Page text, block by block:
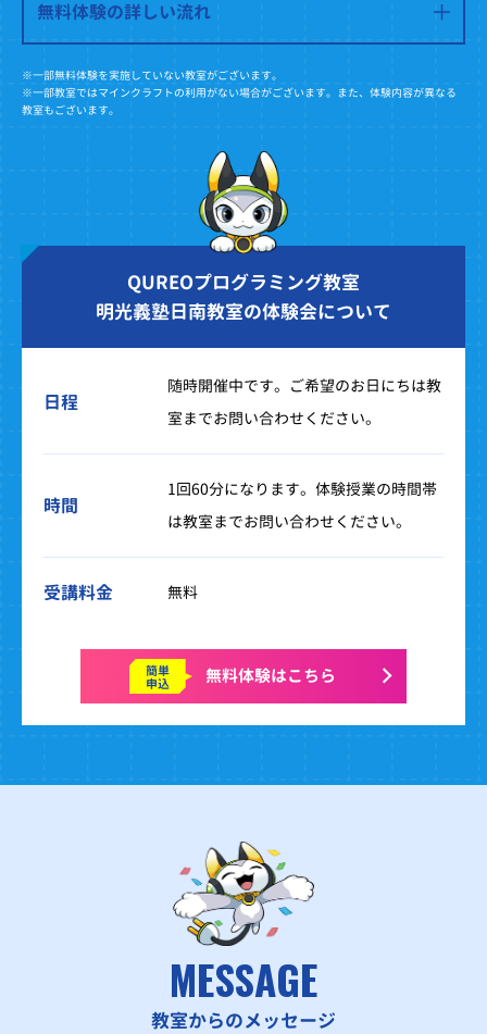
無料体験の詳しい流れ
※一部無料体験を実施していない教室がございます。
※一部教室ではマインクラフトの利用がない場合がございます。また、体験内容が異なる
教室もございます。
QUREOプログラミング教室
明光義塾日南教室の体験会について
日程
随時開催中です。ご希望のお日にちは教
室までお問い合わせください。
時間
1回60分になります。体験授業の時間帯
は教室までお問い合わせください。
受講料金 無料
簡単
申込 無料体験はこちら
MESSAGE
教室からのメッセージ